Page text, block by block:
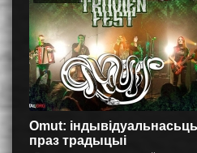
Omut: індывідуальнасьць
праз традыцыі